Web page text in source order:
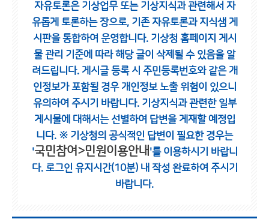
자유토론은 기상업무 또는 기상지식과 관련해서 자
유롭게 토론하는 장으로, 기존 자유토론과 지식샘 게
시판을 통합하여 운영합니다. 기상청 홈페이지 게시
물 관리 기준에 따라 해당 글이 삭제될 수 있음을 알
려드립니다. 게시글 등록 시 주민등록번호와 같은 개
인정보가 포함될 경우 개인정보 노출 위험이 있으니
유의하여 주시기 바랍니다. 기상지식과 관련한 일부
게시물에 대해서는 선별하여 답변을 게재할 예정입
니다. ※ 기상청의 공식적인 답변이 필요한 경우는
'국민참여>민원이용안내 '를 이용하시기 바랍니
다. 로그인 유지시간(10분) 내 작성 완료하여 주시기
바랍니다.